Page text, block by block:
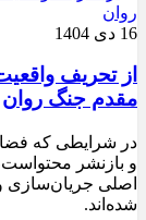
16 دی 1404
از تحریف
مقدم جنگ روان
در شرایطی که
و بازنشر
اصلی جریان‌سازی
شده‌اند.